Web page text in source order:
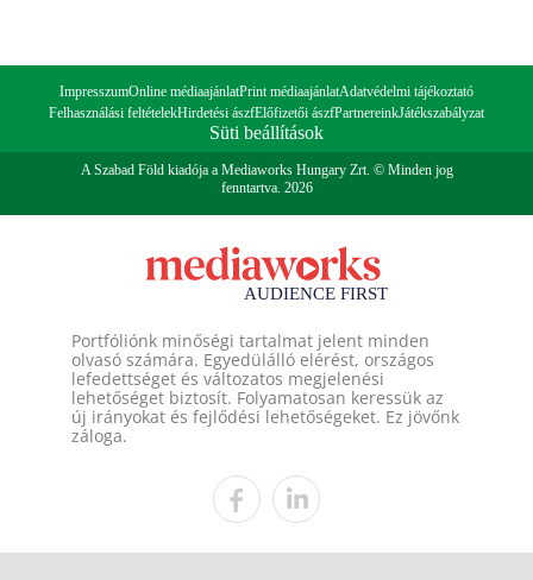
ImpresszumOnline médiaajánlatPrint médiaajánlatAdatvédelmi tájékoztató
Felhasználási feltételekHirdetési ászfElőfizetői ászfPartnereinkJátékszabályzat
Süti beállítások
A Szabad Föld kiadója a Mediaworks Hungary Zrt. © Minden jog
fenntartva. 2026
Portfóliónk minőségi tartalmat jelent minden
olvasó számára. Egyedülálló elérést, országos
lefedettséget és változatos megjelenési
lehetőséget biztosít. Folyamatosan keressük az
új irányokat és fejlődési lehetőségeket. Ez jövőnk
záloga.